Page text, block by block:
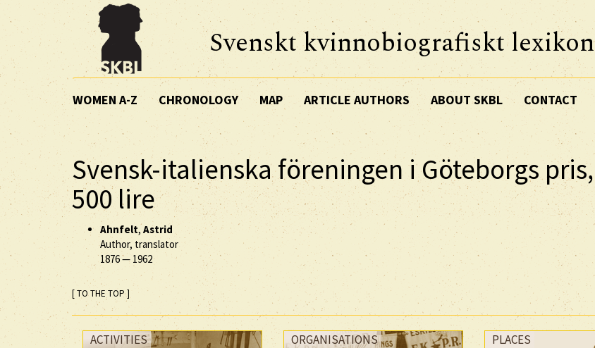
Svenskt kvinnobiografiskt lexikon
WOMEN A-Z CHRONOLOGY MAP ARTICLE AUTHORS ABOUT SKBL CONTACT
Svensk-italienska föreningen i Göteborgs pris,
500 lire
Ahnfelt,Astrid
Author, translator
1876— 1962
[ TO THE TOP ]
ACTIVITIES ORGANISATIONS PLACES